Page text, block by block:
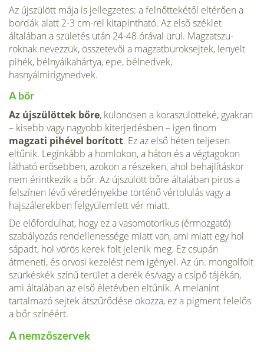
Az újszülött mája is jellegzetes: a felnőttekétől eltérően a
bordák alatt 2-3 cm-rel kitapintható. Az első széklet
általában a születés után 24-48 órával ürül. Magzatszu­
roknak nevezzük, összetevői a magzatburoksejtek, lenyelt
pihék, bélnyálkahártya, epe, bélnedvek,
hasnyálmirigynedvek.
A bőr
Az újszülöttek bőre, különösen a koraszülötteké, gyakran
– kisebb vagy nagyobb kiterjedésben – igen finom
magzati pihével borított. Ez az első héten tel­jesen
eltűnik. Leginkább a homlokon, a háton és a végtagokon
látható erősebben, azokon a részeken, ahol behajlításkor
nem érintkezik a bőr. Az újszülött bőre általában piros a
felszínen lévő véredényekbe történő vértolulás vagy a
hajszálerekben felgyülemlett vér miatt.
De előfordulhat, hogy ez a vasomotorikus (érmozgató)
szabályozás rendellenessége miatt van, ami miatt egy hol
sápadt, hol vörös kerek folt jelenik meg. Ez csupán
átmeneti, és orvosi kezelést nem igényel. Az ún. mongolfolt
szürkéskék színű terület a derék és/vagy a csípő tájékán,
ami általában az első életévben eltűnik. A melanint
tartalmazó sejtek átszűrődése okozza, ez a pigment felelős
a bőr színéért.
A nemzőszervek